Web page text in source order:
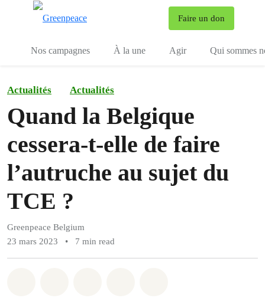
Faire un don
Nos campagnes À la une Agir Qui sommes
Actualités Actualités
Quand la Belgique
cessera-t-elle de faire
l’autruche au sujet du
TCE ?
Greenpeace Belgium
23 mars 2023
• 7 min read